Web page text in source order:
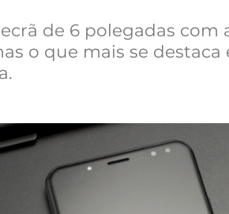
de 6 polegadas
o que mais se